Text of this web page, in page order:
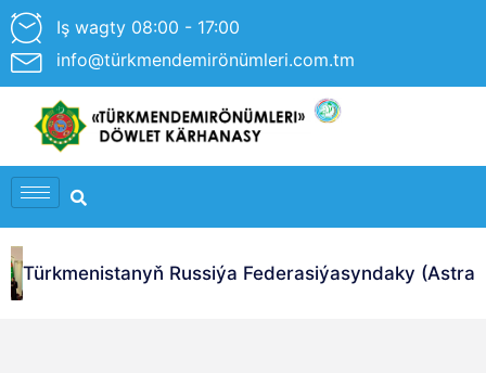
Iş wagty 08:00 - 17:00
info@türkmendemirönümleri.com.tm
Türkmenistanyň Russiýa Federasiýasyndaky